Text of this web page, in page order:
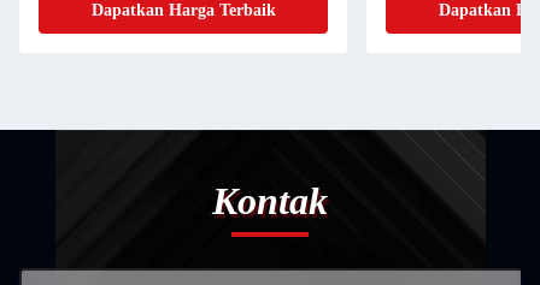
Dapatkan Harga Terbaik Dapatkan
Kontak